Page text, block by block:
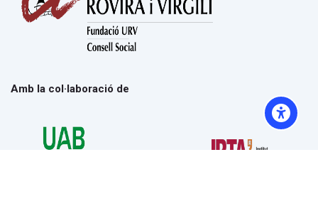
Amb la col·laboració de